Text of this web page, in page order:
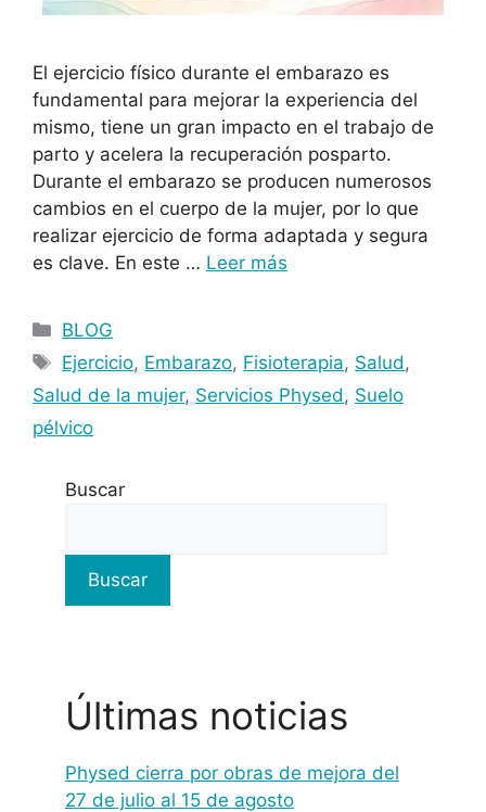
El ejercicio físico durante el embarazo es
fundamental para mejorar la experiencia del
mismo, tiene un gran impacto en el trabajo de
parto y acelera la recuperación posparto.
Durante el embarazo se producen numerosos
cambios en el cuerpo de la mujer, por lo que
realizar ejercicio de forma adaptada y segura
es clave. En este … Leer más
BLOG
Ejercicio, Embarazo, Fisioterapia, Salud,
Salud de la mujer, Servicios Physed, Suelo
pélvico
Buscar
Buscar
Últimas noticias
Physed cierra por obras de mejora del
27 de julio al 15 de agosto